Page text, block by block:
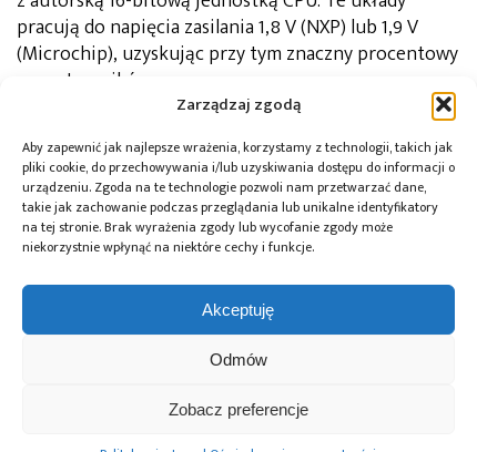
Zarządzaj zgodą
Aby zapewnić jak najlepsze wrażenia, korzystamy z technologii, takich jak
pliki cookie, do przechowywania i/lub uzyskiwania dostępu do informacji o
urządzeniu. Zgoda na te technologie pozwoli nam przetwarzać dane,
takie jak zachowanie podczas przeglądania lub unikalne identyfikatory
na tej stronie. Brak wyrażenia zgody lub wycofanie zgody może
niekorzystnie wpłynąć na niektóre cechy i funkcje.
Akceptuję
Odmów
Zobacz preferencje
pracują do napięcia zasilania 1,8 V (NXP) lub 1,9 V
(Microchip), uzyskując przy tym znaczny procentowy
wzrost wyników.
Autor:Frank Riemenschneider
Inż. Frank Riemenschneider Redaktor naczelny
Design & Elektronik i członek rady Embedded World.
Frank otrzymał dyplom magistra inżyniera elektryka
na Uniwersytecie Leibnitz w Hanowerze i jest
akredytowanym inżynierem ARM.
EEMBC,ULP
Przeczytaj również: